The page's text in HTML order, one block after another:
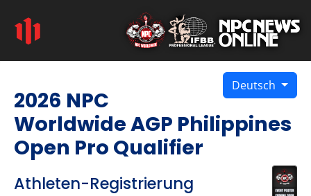
Deutsch
2026 NPC
Worldwide AGP Philippines
Open Pro Qualifier
Athleten-Registrierung